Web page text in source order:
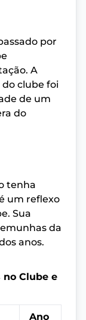
por
A
clube foi
de um
do
tenha
um reflexo
Sua
da
anos.
no Clube e
Ano